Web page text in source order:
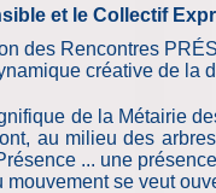
et le Collectif
des Rencontres
créative de la
de la Métairie
au milieu des
... une
mouvement se veut